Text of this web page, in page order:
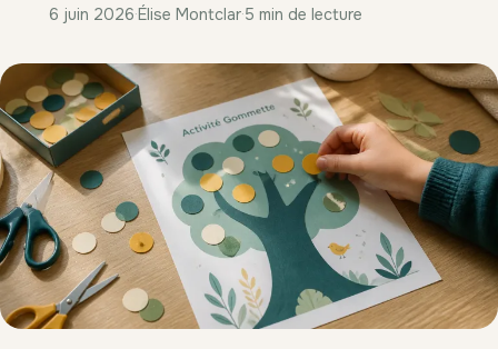
6 juin 2026·Élise Montclar·5 min de lecture